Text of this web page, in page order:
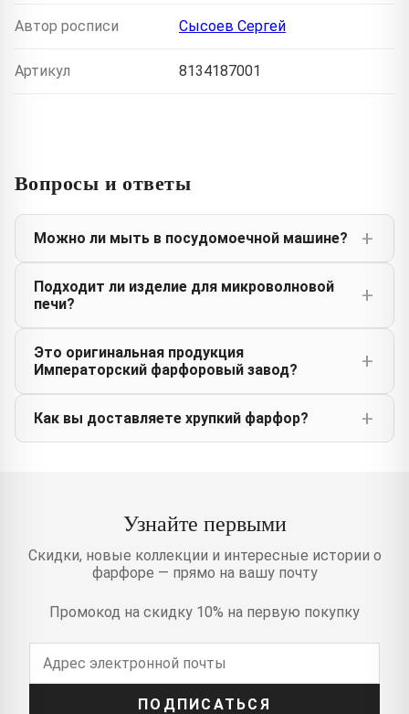
Автор росписи Сысоев Сергей
Артикул 8134187001
Вопросы и ответы
Можно ли мыть в посудомоечной машине?
Подходит ли изделие для микроволновой
печи?
Это оригинальная продукция
Императорский фарфоровый завод?
Как вы доставляете хрупкий фарфор?
Узнайте первыми
Скидки, новые коллекции и интересные истории о
фарфоре — прямо на вашу почту
Промокод на скидку 10% на первую покупку
ПОДПИСАТЬСЯ